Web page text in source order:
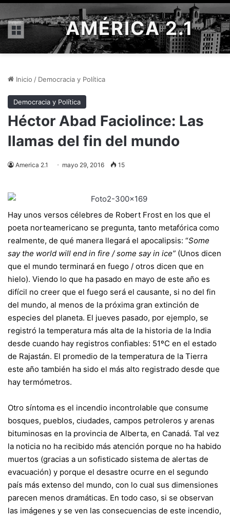
Menú AMÉRICA 2.1
Inicio / Democracia y Política
Democracia y Política
Héctor Abad Faciolince: Las
llamas del fin del mundo
America 2.1 mayo 29, 2016 15
Hay unos versos célebres de Robert Frost en los que el
poeta norteamericano se pregunta, tanto metafórica como
realmente, de qué manera llegará el apocalipsis: “Some
say the world will end in fire / some say in ice” (Unos dicen
que el mundo terminará en fuego / otros dicen que en
hielo). Viendo lo que ha pasado en mayo de este año es
difícil no creer que el fuego será el causante, si no del fin
del mundo, al menos de la próxima gran extinción de
especies del planeta. El jueves pasado, por ejemplo, se
registró la temperatura más alta de la historia de la India
desde cuando hay registros confiables: 51ºC en el estado
de Rajastán. El promedio de la temperatura de la Tierra
este año también ha sido el más alto registrado desde que
hay termómetros.
Otro síntoma es el incendio incontrolable que consume
bosques, pueblos, ciudades, campos petroleros y arenas
bituminosas en la provincia de Alberta, en Canadá. Tal vez
la noticia no ha recibido más atención porque no ha habido
muertos (gracias a un sofisticado sistema de alertas de
evacuación) y porque el desastre ocurre en el segundo
país más extenso del mundo, con lo cual sus dimensiones
parecen menos dramáticas. En todo caso, si se observan
las imágenes y se ven las consecuencias de este incendio,